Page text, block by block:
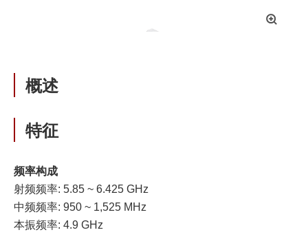
拡
概述
特征
频率构成
射频频率: 5.85 ~ 6.425 GHz
中频频率: 950 ~ 1,525 MHz
本振频率: 4.9 GHz